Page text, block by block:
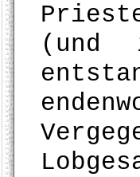
(und